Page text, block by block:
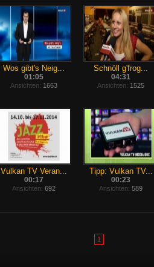
Wos gibt's Neig...
01:05
Ansichten: 1663
Schnöll g'frog...
04:31
Ansichten: 1525
Vulkan TV Veran...
00:17
Ansichten: 692
Tipp: Vulkan TV...
00:23
Ansichten: 589
1